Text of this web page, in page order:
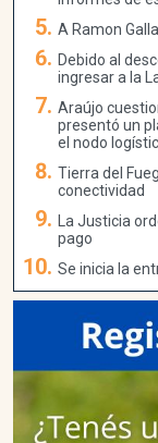
A Ramon
Debido al
ingresar a la
Araújo
presentó un
el nodo
Tierra del
conectividad
La Justicia
pago
Se inicia la